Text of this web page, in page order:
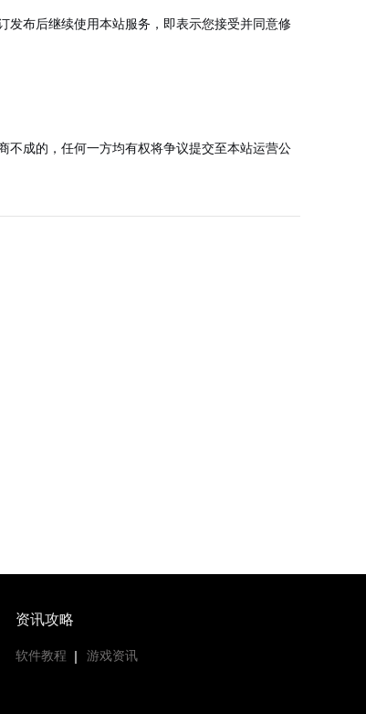
发布后继续使用本站服务，即表示您接受并同意修
不成的，任何一方均有权将争议提交至本站运营公
资讯攻略
软件教程 游戏资讯